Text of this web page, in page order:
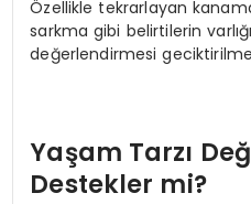
Özellikle tekrarlayan
sarkma gibi belirtilerin
değerlendirmesi
Yaşam Tarzı
Destekler mi?